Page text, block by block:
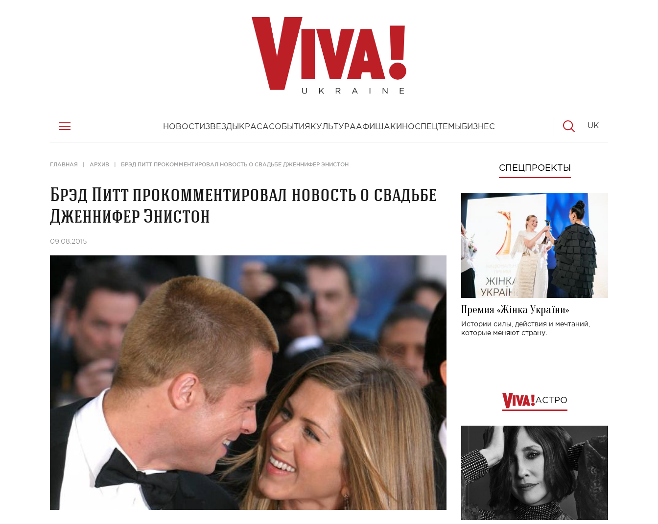
НОВОСТИ ЗВЕЗДЫ КРАСАСОБЫТИЯ КУЛЬТУРААФИША КИНОСПЕЦТЕМЫ БИЗНЕС UK
ГЛАВНАЯ АРХИВ БРЭД ПИТТ ПРОКОММЕНТИРОВАЛ НОВОСТЬ О СВАДЬБЕ ДЖЕННИФЕР ЭНИСТОН
Брэд Питт прокомментировал новость о свадьбе
Дженнифер Энистон
09.08.2015
СПЕЦПРОЕКТЫ
Премия «Жінка України»
Истории силы, действия и мечтаний,
которые меняют страну.
АСТРО